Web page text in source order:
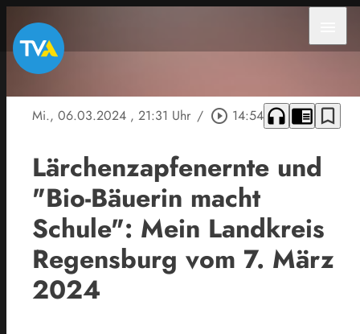
Mi., 06.03.2024 , 21:31 Uhr / play_circle_outline 14:54 headphones chrome_reader_mode bookmark_border
Lärchenzapfenernte und
"Bio-Bäuerin macht
Schule": Mein Landkreis
Regensburg vom 7. März
2024